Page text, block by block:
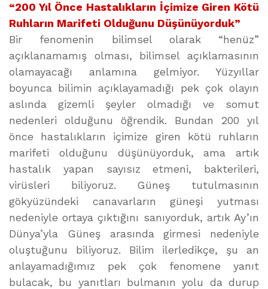
“200 Yıl Önce Hastalıkların İçimize Giren Kötü
Ruhların Marifeti Olduğunu Düşünüyorduk”
Bir fenomenin bilimsel olarak “henüz”
açıklanamamış olması, bilimsel açıklamasının
olamayacağı anlamına gelmiyor. Yüzyıllar
boyunca bilimin açıklayamadığı pek çok olayın
aslında gizemli şeyler olmadığı ve somut
nedenleri olduğunu öğrendik. Bundan 200 yıl
önce hastalıkların içimize giren kötü ruhların
marifeti olduğunu düşünüyorduk, ama artık
hastalık yapan sayısız etmeni, bakterileri,
virüsleri biliyoruz. Güneş tutulmasının
gökyüzündeki canavarların güneşi yutması
nedeniyle ortaya çıktığını sanıyorduk, artık Ay’ın
Dünya’yla Güneş arasında girmesi nedeniyle
oluştuğunu biliyoruz. Bilim ilerledikçe, şu an
anlayamadığımız pek çok fenomene yanıt
bulacak, bu yanıtları bulmanın yolu da durup